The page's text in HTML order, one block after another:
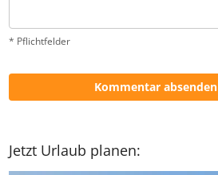
* Pflichtfelder
Kommentar absenden
Jetzt Urlaub planen: